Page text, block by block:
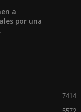
a
por una
7414